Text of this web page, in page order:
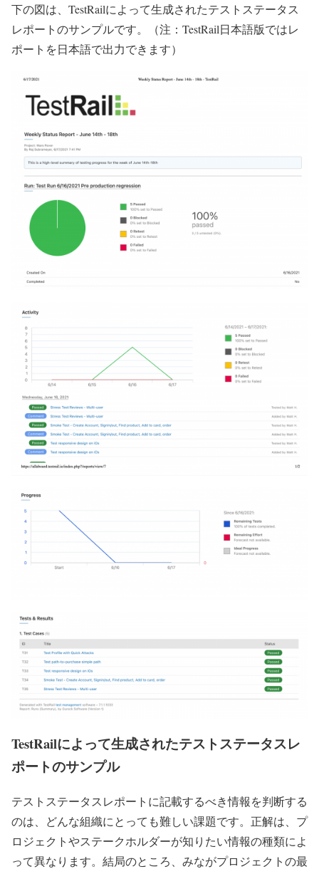
下の図は、TestRailによって生成されたテストステータス
レポートのサンプルです。（注：TestRail日本語版ではレ
ポートを日本語で出力できます）
TestRailによって生成されたテストステータスレ
ポートのサンプル
テストステータスレポートに記載するべき情報を判断する
のは、どんな組織にとっても難しい課題です。正解は、プ
ロジェクトやステークホルダーが知りたい情報の種類によ
って異なります。結局のところ、みながプロジェクトの最